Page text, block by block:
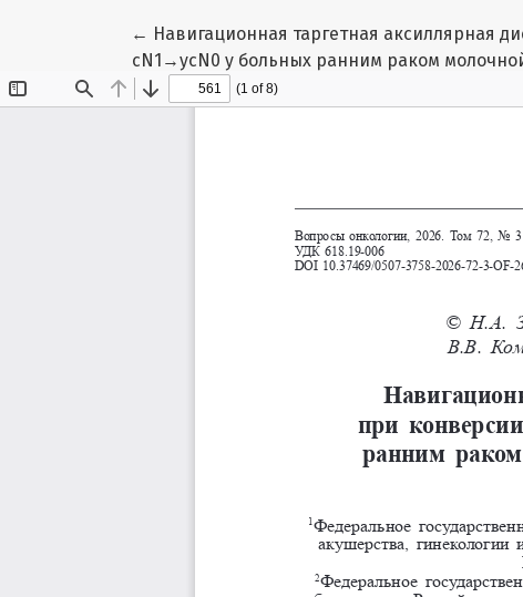
← Вернуться к Подробностям о статье
Навигационная таргетная аксиллярная
cN1→ycN0 у больных ранним раком